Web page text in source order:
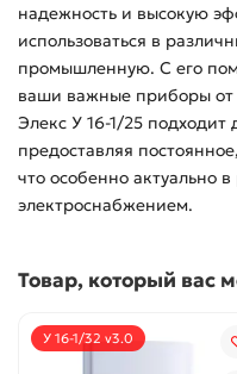
надежность и высокую
использоваться в
промышленную. С его
ваши важные приборы от
Элекс У 16-1/25 подходит
предоставляя
что особенно актуально
электроснабжением.
Товар, который вас
У 16-1/32 v3.0